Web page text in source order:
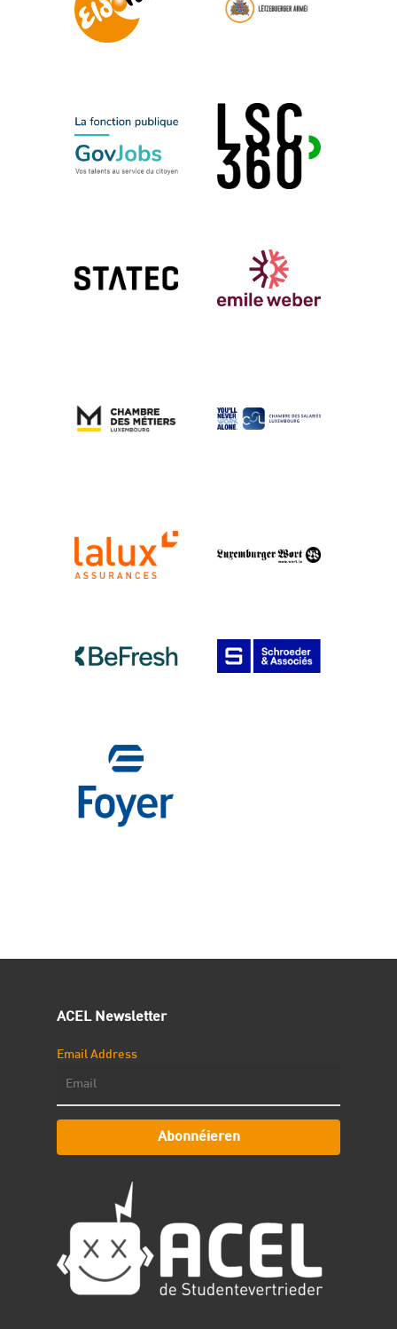
ACEL Newsletter
Email Address
Abonnéieren